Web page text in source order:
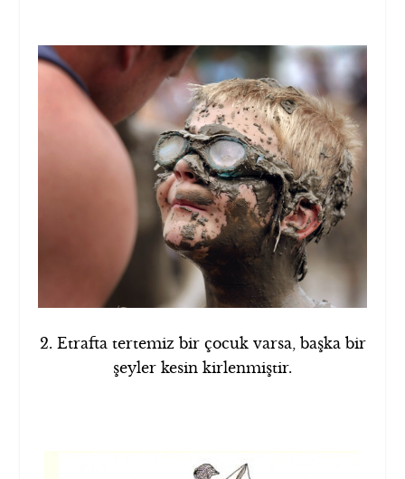
2. Etrafta tertemiz bir çocuk varsa, başka bir
şeyler kesin kirlenmiştir.